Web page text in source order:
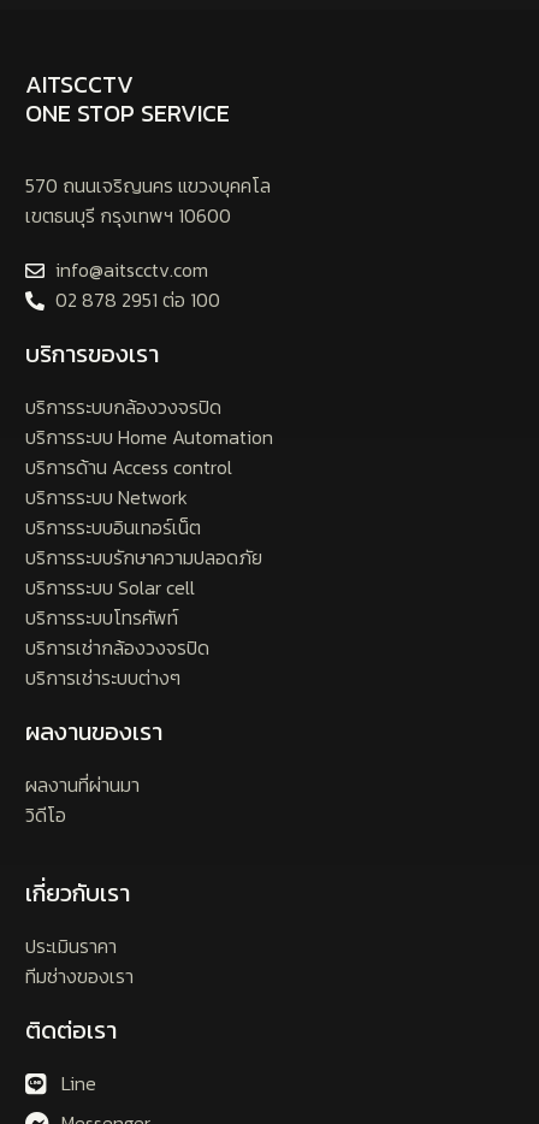
AITSCCTV
ONE STOP SERVICE
570 ถนนเจริญนคร แขวงบุคคโล
เขตธนบุรี กรุงเทพฯ 10600
info@aitscctv.com
02 878 2951 ต่อ 100
บริการของเรา
บริการระบบกล้องวงจรปิด
บริการระบบ Home Automation
บริการด้าน Access control
บริการระบบ Network
บริการระบบอินเทอร์เน็ต
บริการระบบรักษาความปลอดภัย
บริการระบบ Solar cell
บริการระบบโทรศัพท์
บริการเช่ากล้องวงจรปิด
บริการเช่าระบบต่างๆ
ผลงานของเรา
ผลงานที่ผ่านมา
วิดีโอ
เกี่ยวกับเรา
ประเมินราคา
ทีมช่างของเรา
ติดต่อเรา
Line